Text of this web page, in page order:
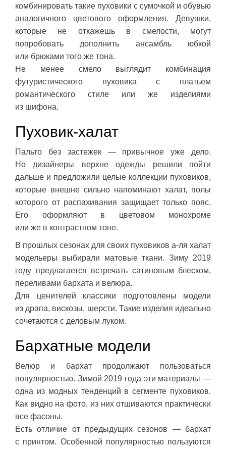
комбинировать такие пуховики с сумочкой и обувью
аналогичного цветового оформления. Девушки,
которые не откажешь в смелости, могут
попробовать дополнить ансамбль юбкой
или брюками того же тона.
Не менее смело выглядит комбинация
футуристического пуховика с платьем
романтического стиле или же изделиями
из шифона.
Пуховик-халат
Пальто без застежек — привычное уже дело.
Но дизайнеры верхне одежды решили пойти
дальше и предложили целые коллекции пуховиков,
которые внешне сильно напоминают халат, полы
которого от распахивания защищает только пояс.
Его оформляют в цветовом монохроме
или же в контрастном тоне.
В прошлых сезонах для своих пуховиков а-ля халат
модельеры выбирали матовые ткани. Зиму 2019
году предлагается встречать сатиновым блеском,
переливами бархата и велюра.
Для ценителей классики подготовлены модели
из драпа, вискозы, шерсти. Такие изделия идеально
сочетаются с деловым луком.
Бархатные модели
Велюр и бархат продолжают пользоваться
популярностью. Зимой 2019 года эти материалы —
одна из модных тенденций в сегменте пуховиков.
Как видно на фото, из них отшиваются практически
все фасоны.
Есть отличие от предыдущих сезонов — бархат
с принтом. Особенной популярностью пользуются